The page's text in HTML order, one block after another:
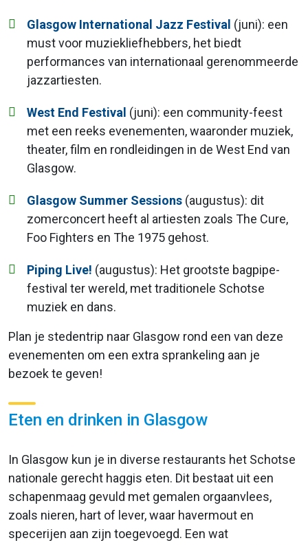
Glasgow International Jazz Festival (juni): een
must voor muziekliefhebbers, het biedt
performances van internationaal gerenommeerde
jazzartiesten.
West End Festival (juni): een community-feest
met een reeks evenementen, waaronder muziek,
theater, film en rondleidingen in de West End van
Glasgow.
Glasgow Summer Sessions (augustus): dit
zomerconcert heeft al artiesten zoals The Cure,
Foo Fighters en The 1975 gehost.
Piping Live! (augustus): Het grootste bagpipe-
festival ter wereld, met traditionele Schotse
muziek en dans.
Plan je stedentrip naar Glasgow rond een van deze
evenementen om een extra sprankeling aan je
bezoek te geven!
Eten en drinken in Glasgow
In Glasgow kun je in diverse restaurants het Schotse
nationale gerecht haggis eten. Dit bestaat uit een
schapenmaag gevuld met gemalen orgaanvlees,
zoals nieren, hart of lever, waar havermout en
specerijen aan zijn toegevoegd. Een wat